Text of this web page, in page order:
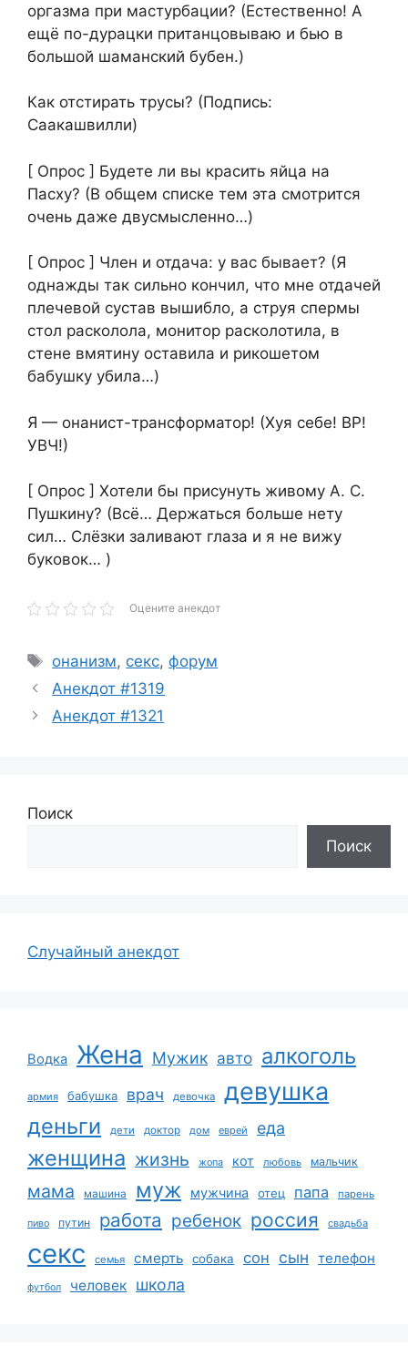
оргазма при мастурбации? (Естественно! А
ещё по-дурацки пританцовываю и бью в
большой шаманский бубен.)
Как отстирать трусы? (Подпись:
Саакашвилли)
[ Опрос ] Будете ли вы красить яйца на
Пасху? (В общем списке тем эта смотрится
очень даже двусмысленно…)
[ Опрос ] Член и отдача: у вас бывает? (Я
однажды так сильно кончил, что мне отдачей
плечевой сустав вышибло, а струя спермы
стол расколола, монитор расколотила, в
стене вмятину оставила и рикошетом
бабушку убила…)
Я — онанист-трансформатор! (Хуя себе! ВР!
УВЧ!)
[ Опрос ] Хотели бы присунуть живому А. С.
Пушкину? (Всё… Держаться больше нету
сил… Слёзки заливают глаза и я не вижу
буковок… )
Оцените анекдот
Метки
онанизм, секс, форум
Анекдот #1319
Анекдот #1321
Поиск
Поиск
Случайный анекдот
Водка Жена Мужик авто алкоголь
армия бабушка врач девочка девушка
деньги дети доктор дом еврей еда
женщина жизнь жопа кот любовь мальчик
мама машина муж мужчина отец папа парень
пиво путин работа ребенок россия свадьба
секс семья смерть собака сон сын телефон
футбол человек школа